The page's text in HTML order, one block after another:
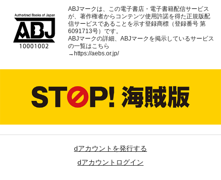
ABJマークは、この電子書店・電子書籍配信サービス
が、著作権者からコンテンツ使用許諾を得た正規版配
信サービスであることを示す登録商標（登録番号 第
6091713号）です。
ABJマークの詳細、ABJマークを掲示しているサービス
の一覧はこちら
→https://aebs.or.jp/
dアカウントを発行する
dアカウントログイン